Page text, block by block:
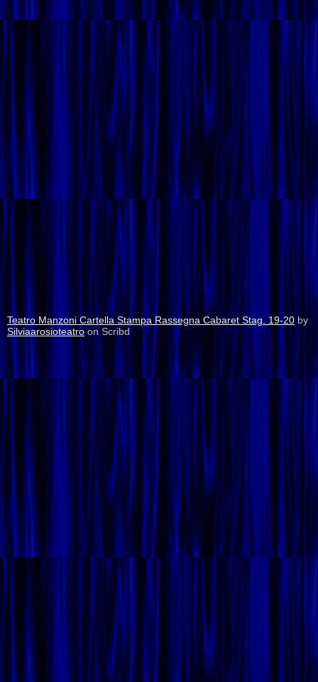
Teatro Manzoni Cartella Stampa Rassegna Cabaret Stag. 19-20 by
Silviaarosioteatro on Scribd